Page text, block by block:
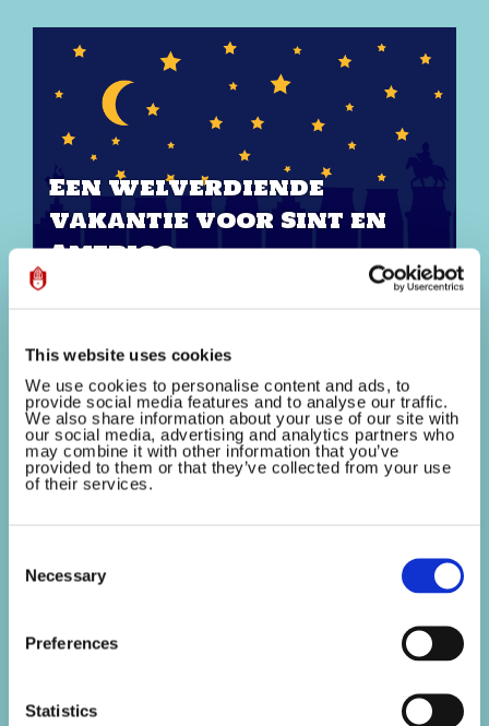
This website uses cookies
We use cookies to personalise content and ads, to
provide social media features and to analyse our traffic.
We also share information about your use of our site with
our social media, advertising and analytics partners who
may combine it with other information that you’ve
provided to them or that they’ve collected from your use
of their services.
Selection
Necessary
Preferences
Statistics
Een welverdiende
vakantie voor Sint en
Amerigo
De scholen zijn weer begonnen en de
volwassenen zijn ook alweer aan het werk,
kortom: de zomervakantie is voorbij! Voor
Sinterklaas ligt dat een beetje anders, zijn
vakantie begint eigenlijk als hij in december weer
terugkeert naar Spanje....